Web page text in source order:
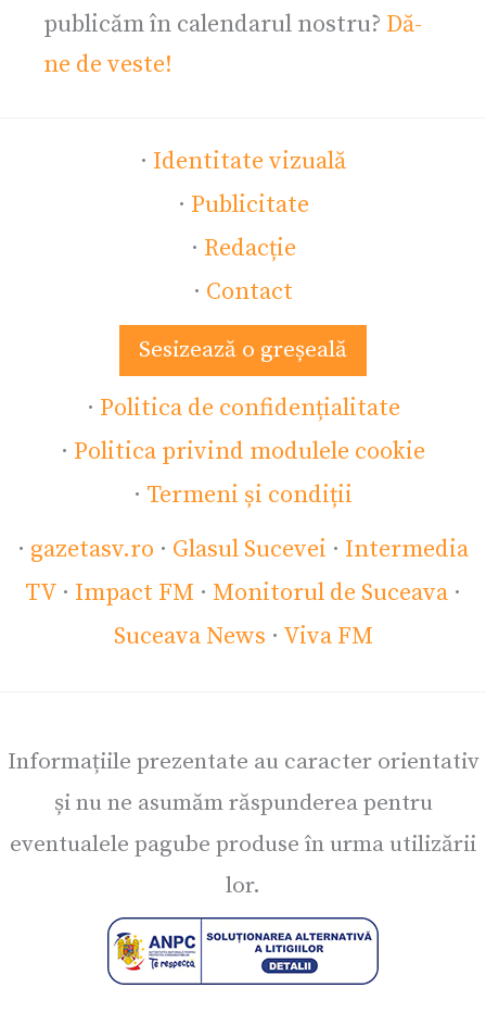
publicăm în calendarul nostru? Dă-
ne de veste!
· Identitate vizuală
· Publicitate
· Redacție
· Contact
Sesizează o greșeală
· Politica de confidențialitate
· Politica privind modulele cookie
· Termeni și condiții
· gazetasv.ro · Glasul Sucevei · Intermedia
TV · Impact FM · Monitorul de Suceava ·
Suceava News · Viva FM
Informațiile prezentate au caracter orientativ
și nu ne asumăm răspunderea pentru
eventualele pagube produse în urma utilizării
lor.